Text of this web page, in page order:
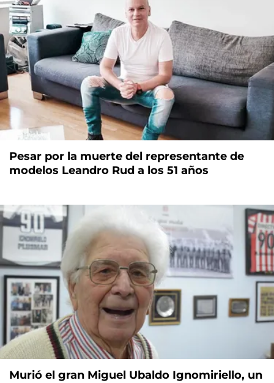
Pesar por la muerte del representante de
modelos Leandro Rud a los 51 años
Murió el gran Miguel Ubaldo Ignomiriello, un